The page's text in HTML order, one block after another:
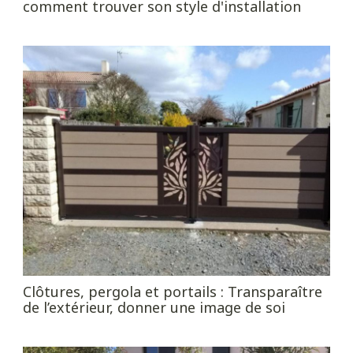
comment trouver son style d'installation
Clôtures, pergola et portails : Transparaître
de l’extérieur, donner une image de soi